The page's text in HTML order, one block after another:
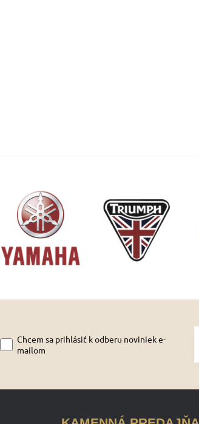
Chcem sa prihlásiť k odberu noviniek e-
mailom